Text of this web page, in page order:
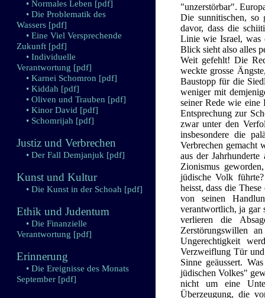
• Normales Leben [pdf]
• Die Problematik des
Wassers [pdf]
• Eine Viel Versprechende
Zukunft [pdf]
• Individuelle
Verantwortung [pdf]
• Karnei Schomron [pdf]
• Kiddah [pdf]
• Oliven und Trauben [pdf]
• Kinor David [pdf]
• Schomrijah [pdf]
Justiz und Verbrechen
• Der Fall Demjanjuk [pdf]
Kunst und Kultur
• Die Kunst in der Schoah [pdf]
Ethik und Judentum
• Die Finanzielle
Verantwortung [pdf]
Erinnerung
• Die Ereignisse des Monats
September [pdf]
"unzerstörbar".
Die sunnitischen, so
davor, dass die
Linie wie Israel, was
Blick sieht also alles
Weit gefehlt! Die
weckte grosse
Baustopp für die
weniger mit
seiner Rede wie eine
Entsprechung zur
zwar unter den
insbesondere die
Verbrechen gemacht
aus der
Zionismus
jüdische Volk
heisst, dass die
von seinen
verantwortlich, ja gar
verlieren die
Zerstörungswillen
Ungerechtigkeit
Verzweiflung Tür
Sinne geäussert.
jüdischen Volkes"
nicht um eine
Überzeugung, die